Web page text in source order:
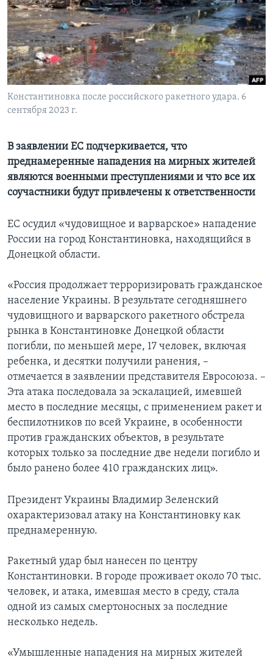
Learning English
СОЦИАЛЬНЫЕ СЕТИ
Языки
Константиновка после российского ракетного удара. 6
сентября 2023 г.
В заявлении ЕС подчеркивается, что
преднамеренные нападения на мирных жителей
являются военными преступлениями и что все их
соучастники будут привлечены к ответственности
ЕС осудил «чудовищное и варварское» нападение
России на город Константиновка, находящийся в
Донецкой области.
«Россия продолжает терроризировать гражданское
население Украины. В результате сегодняшнего
чудовищного и варварского ракетного обстрела
рынка в Константиновке Донецкой области
погибли, по меньшей мере, 17 человек, включая
ребенка, и десятки получили ранения, –
отмечается в заявлении представителя Евросоюза. –
Эта атака последовала за эскалацией, имевшей
место в последние месяцы, с применением ракет и
беспилотников по всей Украине, в особенности
против гражданских объектов, в результате
которых только за последние две недели погибло и
было ранено более 410 гражданских лиц».
Президент Украины Владимир Зеленский
охарактеризовал атаку на Константиновку как
преднамеренную.
Ракетный удар был нанесен по центру
Константиновки. В городе проживает около 70 тыс.
человек, и атака, имевшая место в среду, стала
одной из самых смертоносных за последние
несколько недель.
«Умышленные нападения на мирных жителей